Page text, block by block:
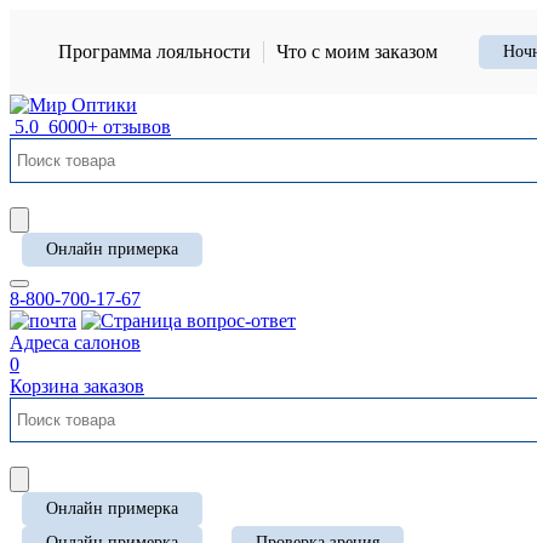
Программа лояльности Что с моим заказом
5.0 6000+ отзывов
Онлайн примерка
8-800-700-17-67
Адреса салонов
0
Корзина заказов
Онлайн примерка